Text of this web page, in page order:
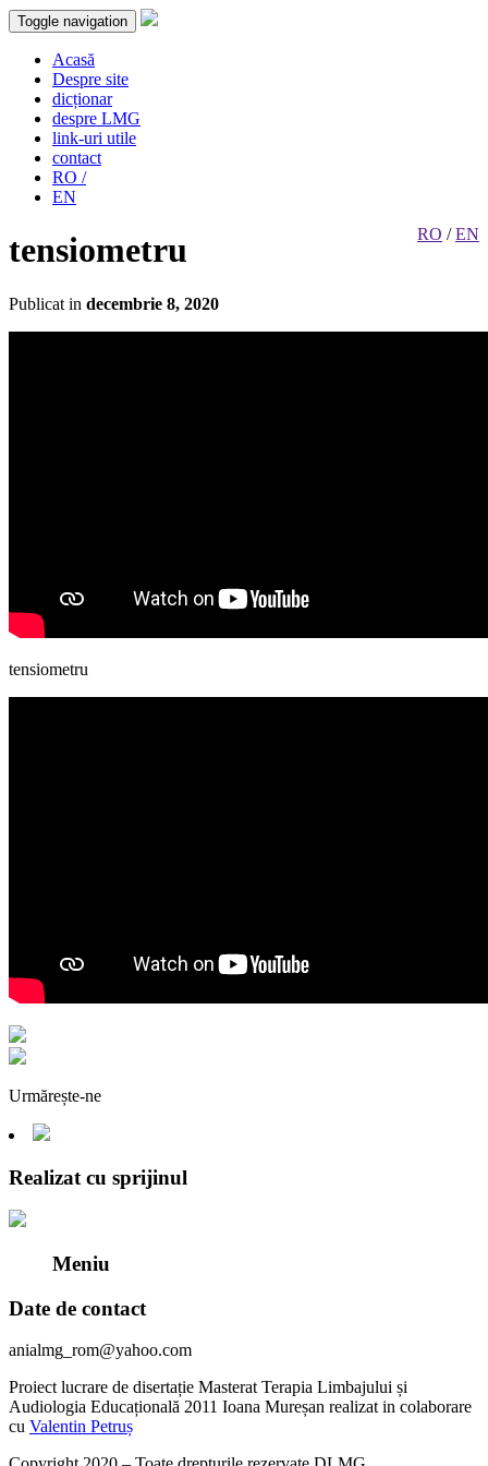
Toggle navigation
Acasă
Despre site
dicționar
despre LMG
link-uri utile
contact
RO /
EN
RO /EN
tensiometru
Publicat in decembrie 8, 2020
tensiometru
Urmărește-ne
Realizat cu sprijinul
Meniu
Date de contact
anialmg_rom@yahoo.com
Proiect lucrare de disertație Masterat Terapia Limbajului și
Audiologia Educațională 2011 Ioana Mureșan realizat in colaborare
cu Valentin Petruș